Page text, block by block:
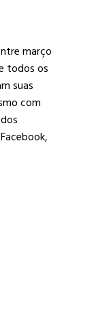
março
todos os
suas
com